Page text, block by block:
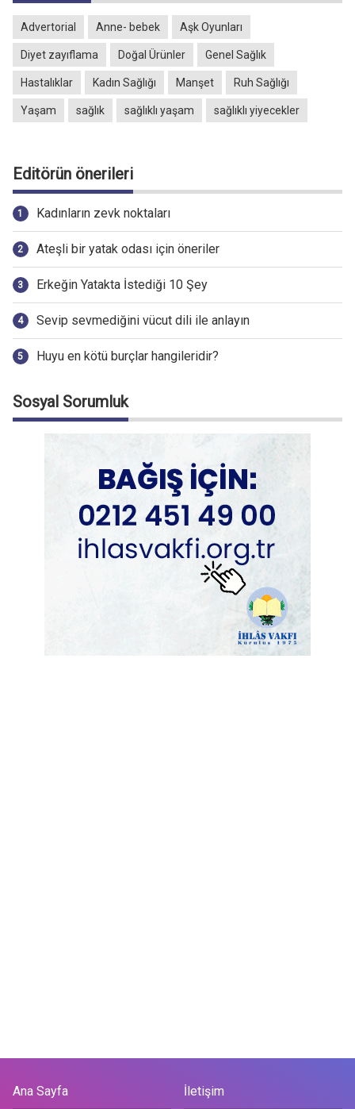
Advertorial Anne- bebek Aşk Oyunları
Diyet zayıflama Doğal Ürünler Genel Sağlık
Hastalıklar Kadın Sağlığı Manşet Ruh Sağlığı
Yaşam sağlık sağlıklı yaşam sağlıklı yiyecekler
Editörün önerileri
Kadınların zevk noktaları
Ateşli bir yatak odası için öneriler
Erkeğin Yatakta İstediği 10 Şey
Sevip sevmediğini vücut dili ile anlayın
Huyu en kötü burçlar hangileridir?
Sosyal Sorumluk
Ana Sayfa İletişim